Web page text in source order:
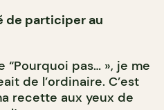
de participer au
pas… », je me
de l’ordinaire. C’est
recette aux yeux de